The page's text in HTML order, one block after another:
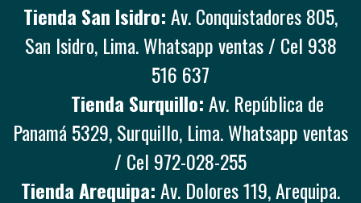
Tienda San Isidro:Av. Conquistadores 805,
San Isidro, Lima. Whatsapp ventas / Cel 938
516 637
Tienda Surquillo:Av. República de
Panamá 5329, Surquillo, Lima. Whatsapp ventas
/ Cel 972-028-255
Tienda Arequipa:Av. Dolores 119, Arequipa.